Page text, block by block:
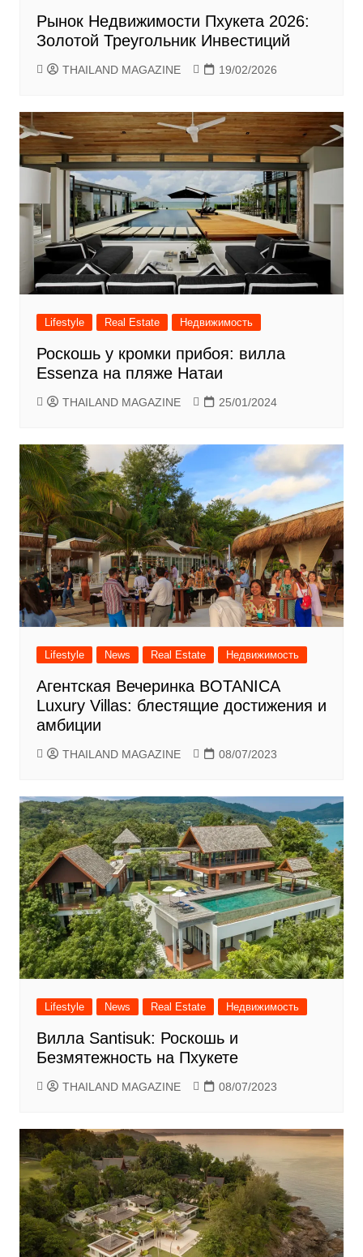
Рынок Недвижимости Пхукета 2026:
Золотой Треугольник Инвестиций
THAILAND MAGAZINE 19/02/2026
Lifestyle Real Estate Недвижимость
Роскошь у кромки прибоя: вилла
Essenza на пляже Натаи
THAILAND MAGAZINE 25/01/2024
Lifestyle News Real Estate Недвижимость
Агентская Вечеринка BOTANICA
Luxury Villas: блестящие достижения и
амбиции
THAILAND MAGAZINE 08/07/2023
Lifestyle News Real Estate Недвижимость
Вилла Santisuk: Роскошь и
Безмятежность на Пхукете
THAILAND MAGAZINE 08/07/2023